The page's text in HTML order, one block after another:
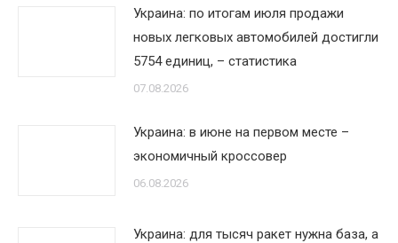
Украина: по итогам июля продажи
новых легковых автомобилей достигли
5754 единиц, – статистика
07.08.2026
Украина: в июне на первом месте –
экономичный кроссовер
06.08.2026
Украина: для тысяч ракет нужна база, а